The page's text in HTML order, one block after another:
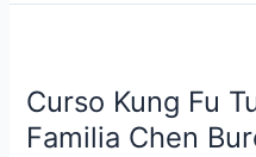
Curso Kung Fu
Familia Chen
Fu
Tui